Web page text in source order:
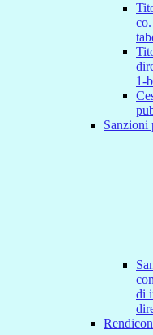
1-
Sanzioni
di